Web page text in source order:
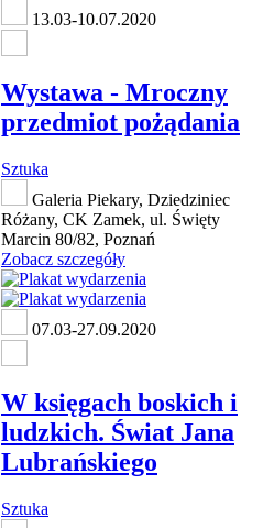
13.03-10.07.2020
Wystawa - Mroczny
przedmiot pożądania
Sztuka
Galeria Piekary, Dziedziniec
Różany, CK Zamek, ul. Święty
Marcin 80/82, Poznań
Zobacz szczegóły
07.03-27.09.2020
W księgach boskich i
ludzkich. Świat Jana
Lubrańskiego
Sztuka